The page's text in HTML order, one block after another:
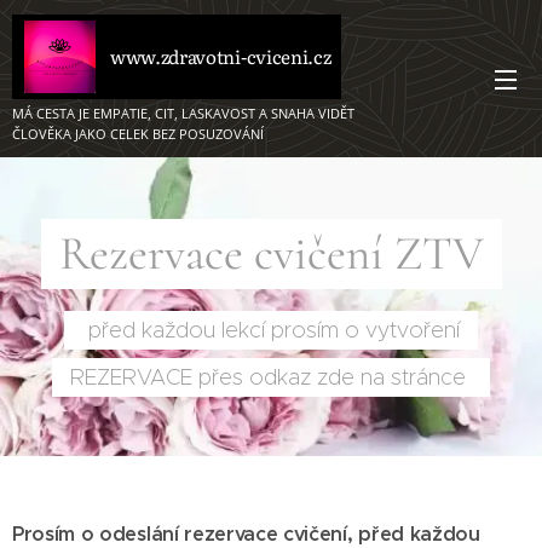
www.zdravotni-cviceni.cz
MÁ CESTA JE EMPATIE, CIT, LASKAVOST A SNAHA VIDĚT
ČLOVĚKA JAKO CELEK BEZ POSUZOVÁNÍ ❤️ ❤️
Rezervace cvičení ZTV
před každou lekcí prosím o vytvoření
REZERVACE přes odkaz zde na stránce
Prosím o odeslání rezervace cvičení, před každou